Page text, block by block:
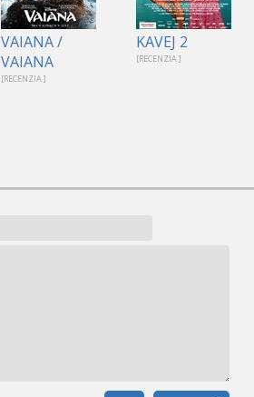
VAIANA /
VAIANA
[RECENZIA ]
KAVEJ 2
[RECENZIA ]